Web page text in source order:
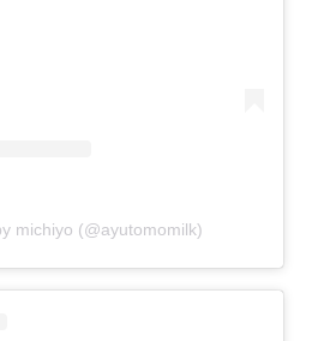
michiyo (@ayutomomilk)